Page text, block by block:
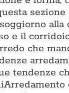
e il
che
tendenze
Arredamento